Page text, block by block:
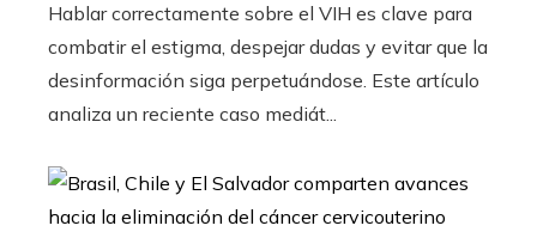
Hablar correctamente sobre el VIH es clave para
combatir el estigma, despejar dudas y evitar que la
desinformación siga perpetuándose. Este artículo
analiza un reciente caso mediát...